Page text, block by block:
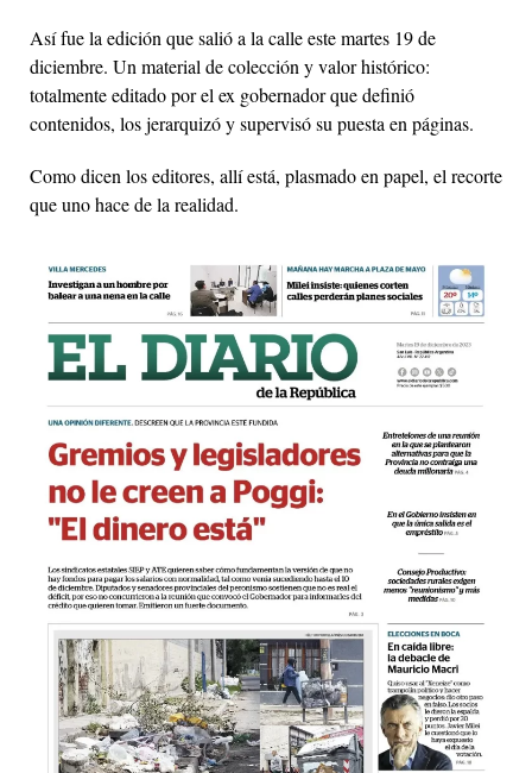
Así fue la edición que salió a la calle este martes 19 de
diciembre. Un material de colección y valor histórico:
totalmente editado por el ex gobernador que definió
contenidos, los jerarquizó y supervisó su puesta en páginas.
Como dicen los editores, allí está, plasmado en papel, el recorte
que uno hace de la realidad.